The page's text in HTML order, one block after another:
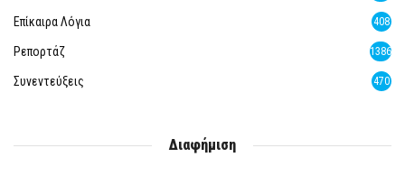
Επίκαιρα Λόγια 408
Ρεπορτάζ 1386
Συνεντεύξεις 470
Διαφήμιση